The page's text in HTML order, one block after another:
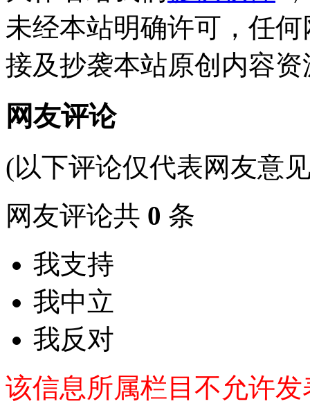
未经本站明确许可，任
接及抄袭本站原创内容资
网友评论
(以下评论仅代表网友意
网友评论共 0 条
我支持
我中立
我反对
该信息所属栏目不允许